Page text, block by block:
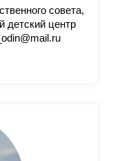
совета,
детский центр